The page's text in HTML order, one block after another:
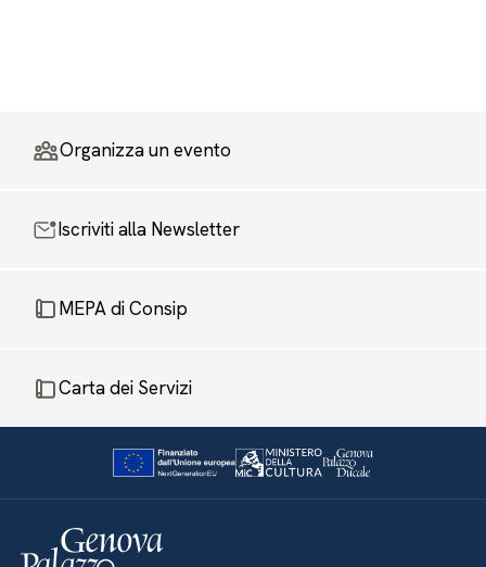
Organizza un evento
Iscriviti alla Newsletter
MEPA di Consip
Carta dei Servizi